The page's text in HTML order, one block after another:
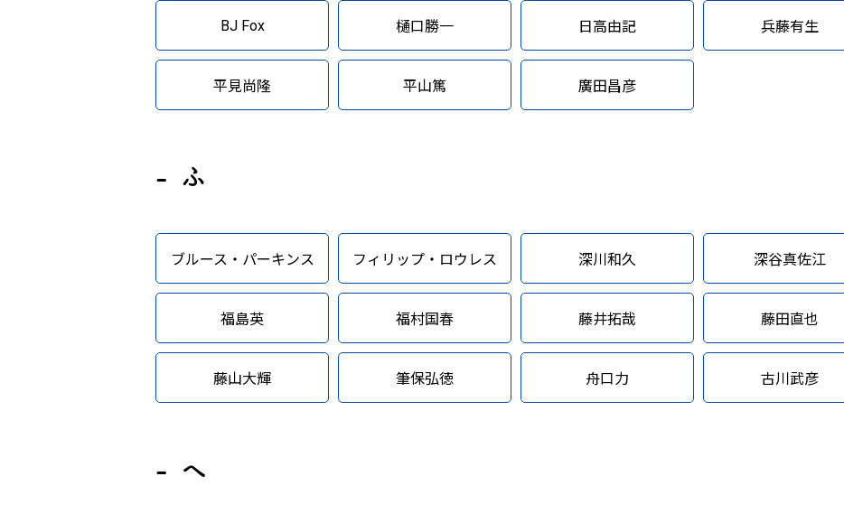
BJ Fox 樋口勝一 日高由記 兵藤有生
平見尚隆 平山篤 廣田昌彦
ふ
ブルース・パーキンス フィリップ・ロウレス 深川和久 深谷真佐江
福島英 福村国春 藤井拓哉 藤田直也
藤山大輝 筆保弘徳 舟口力 古川武彦
へ